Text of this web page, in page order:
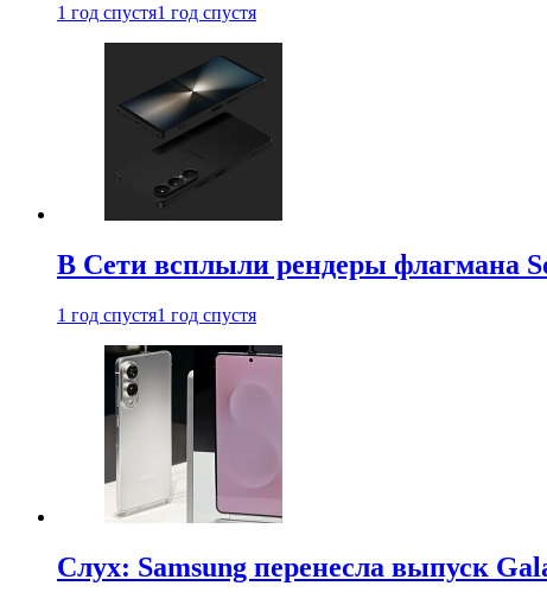
1 год спустя1 год спустя
В Сети всплыли рендеры флагмана
1 год спустя1 год спустя
Слух: Samsung перенесла выпуск